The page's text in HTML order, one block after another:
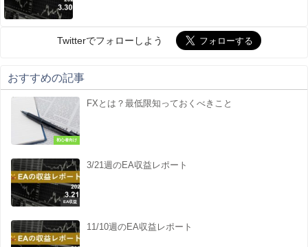
Twitterでフォローしよう
おすすめの記事
初心者向け
FXとは？最低限知っておくべきこと
EA収益
3/21週のEA収益レポート
11/10週のEA収益レポート